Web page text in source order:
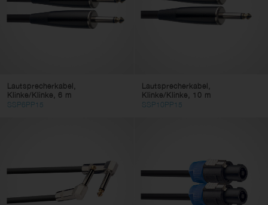
Filter löschen Filter anwenden
Lautsprecherkabel,
Klinke/Klinke, 6 m
SSP6PP15
Lautsprecherkabel,
Klinke/Klinke, 10 m
SSP10PP15